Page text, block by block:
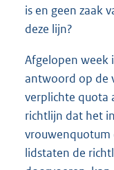
is en geen zaak
deze lijn?
Afgelopen week
antwoord op de
verplichte quota
richtlijn dat het
vrouwenquotum
lidstaten de